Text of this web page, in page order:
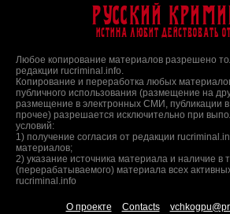
Русский
Истина любит действовать
Любое копирование материалов разрешено
редакции rucriminal.info.
Копирование и переработка любых
публичного использования (размещение на
размещение в электронных СМИ, публикации
прочее) разрешается исключительно при
условий:
1) получение согласия от редакции
материалов;
2) указание источника материала и наличие в
(перерабатываемого) материала всех
rucriminal.info
О проекте Contacts